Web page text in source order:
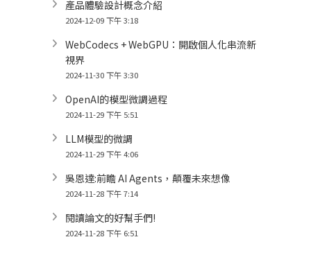
產品體驗設計概念介紹
2024-12-09 下午 3:18
WebCodecs + WebGPU：開啟個人化串流新
視界
2024-11-30 下午 3:30
OpenAI的模型微調過程
2024-11-29 下午 5:51
LLM模型的微調
2024-11-29 下午 4:06
吳恩達:前瞻 AI Agents，顛覆未來想像
2024-11-28 下午 7:14
閱讀論文的好幫手們!
2024-11-28 下午 6:51